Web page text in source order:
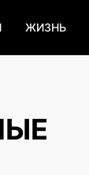
ЖИЗНЬ